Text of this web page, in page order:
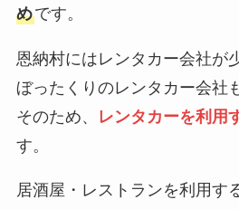
めです。
恩納村にはレンタカー会社が
ぼったくりのレンタカー会社
そのため、
レンタカーを利用
す。
居酒屋・レストランを利用す